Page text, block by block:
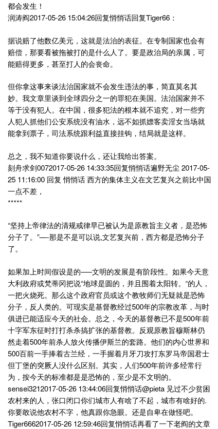
都会发生！
润涛阎2017-05-26 15:04:26回复悄悄话回复Tiger66：
据说赔了他数亿美元，这就是法治的表征。在专制国家也会有
赔偿，那要看被拖被打的是什么人了。要是政治局的亲属，可
能赔得更多，甚至打人的会丧命。
但你拿这事来谈法治国家就不会发生违法的事，简直莫名其
妙。我文章里谈到全球四分之一的罪犯在美国。法治国家并不
等于没有犯人。在中国，很多犯法的根本就不追究，对一些穷
人犯人抓他们公安系统没有油水，远不如抓嫖客卖淫女当场就
能拿到票子，司法系统跟利益直接挂钩，结局就是这样。
总之，我不知道你要说什么，还让我给出答案。
刻舟求剑0072017-05-26 14:33:35回复悄悄话遍野无尘 2017-05-
25 11:16:00 回复 悄悄话 西方的集体主义在文艺复兴之前比中国
一点不差，
*****
“坚持上帝律法的清规戒律早已被认为是原教旨主义者，是恐怖
分子了。”—-那是不是可以说,文艺复兴前，西方都是恐怖分子
了。
如果加上时间假设是的—–文明的发展是有阶段性。如果今天意
大利政府或梵蒂冈把说“地球是圆的，并且围着太阳转。“的人，
一把火烧死。那么这个政府官员或这个教牧师们无疑就是恐怖
分子，反人类的。可现实是基督教经过500年的宗教改革，与时
俱进已能适应今天的社会。总之，今天的基督教已不是500年前
十字军东征时打打杀杀搞扩张的基督教。反观原教旨穆斯林仍
然走着500年前杀人放火传播伊斯兰的套路。他们的内心世界和
500百前一手捧着古兰经，一手握着月牙刀攻打东罗马帝国君士
但丁堡的突厥人没什么区别。其实，人们500年前许多经常行
为，按今天的标准都是是恐怖的，至少是不文明的。
sensei3212017-05-26 13:44:06回复悄悄话@pieta 见过不少贫困
农村来的人，张口闭口你们城市人有啥了不起，城市有啥好的.
你要敢说他农村不字，他真跟你急眼。还是自卑在做怪吧。
Tiger6662017-05-26 12:59:46回复悄悄话再看了一下老阎的文章